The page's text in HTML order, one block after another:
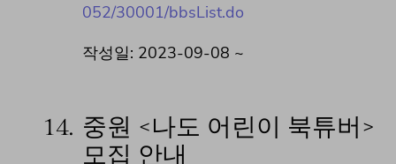
052/30001/bbsList.do
작성일: 2023-09-08 ~
14. 중원 <나도 어린이 북튜버>
모집 안내